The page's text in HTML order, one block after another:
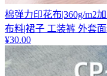
棉弹力印花布|360g/m2
布料|裙子 工装裤 外套
¥30.00